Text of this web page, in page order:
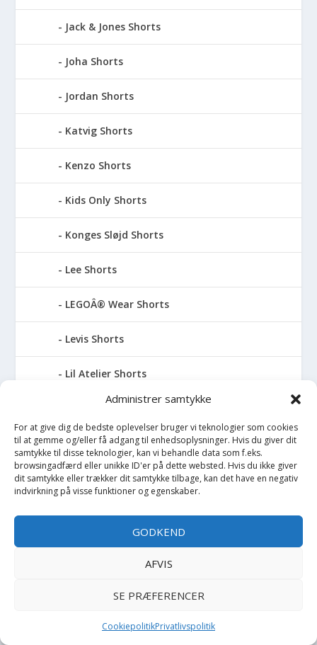
Administrer samtykke
For at give dig de bedste oplevelser bruger vi teknologier som cookies
til at gemme og/eller få adgang til enhedsoplysninger. Hvis du giver dit
samtykke til disse teknologier, kan vi behandle data som f.eks.
browsingadfærd eller unikke ID'er på dette websted. Hvis du ikke giver
dit samtykke eller trækker dit samtykke tilbage, kan det have en negativ
indvirkning på visse funktioner og egenskaber.
GODKEND
AFVIS
SE PRÆFERENCER
CookiepolitikPrivatlivspolitik
Jack & Jones Shorts
Joha Shorts
Jordan Shorts
Katvig Shorts
Kenzo Shorts
Kids Only Shorts
Konges Sløjd Shorts
Lee Shorts
LEGOÂ® Wear Shorts
Levis Shorts
Lil Atelier Shorts
Little Marc Jacobs Shorts
LMTD Shorts
Lyle & Scott Shorts
MarMar Shorts